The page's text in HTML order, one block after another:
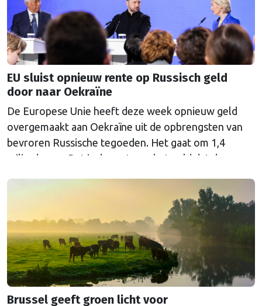
EU sluist opnieuw rente op Russisch geld
door naar Oekraïne
De Europese Unie heeft deze week opnieuw geld
overgemaakt aan Oekraïne uit de opbrengsten van
bevroren Russische tegoeden. Het gaat om 1,4
miljard euro. Dat is de rente op het geld dat de
Euroclear parkeerde. De EU bevroor dat geld na de
Continued
Brussel geeft groen licht voor